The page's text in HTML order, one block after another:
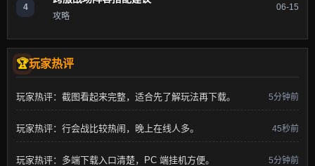
4
攻略
06-15
玩家热评
玩家热评：截图看起来完整，适合先了解玩法再下载。 5分钟前
玩家热评：行会战比较热闹，晚上在线人多。 45秒前
玩家热评：多端下载入口清楚，PC 端挂机方便。 5分钟前